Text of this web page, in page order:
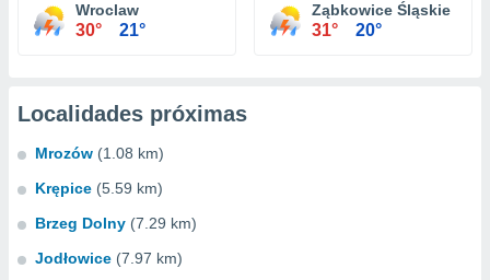
Wroclaw
30° 21°
Ząbkowice Śląskie
31° 20°
Localidades próximas
Mrozów (1.08 km)
Krępice (5.59 km)
Brzeg Dolny (7.29 km)
Jodłowice (7.97 km)